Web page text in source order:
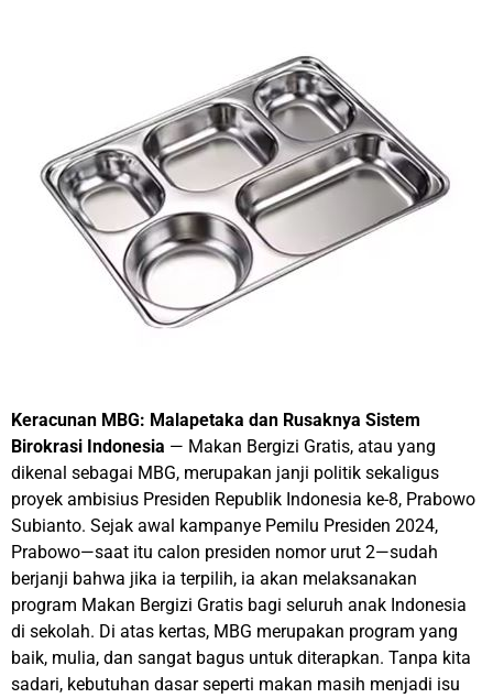
Keracunan MBG: Malapetaka dan Rusaknya Sistem
Birokrasi Indonesia — Makan Bergizi Gratis, atau yang
dikenal sebagai MBG, merupakan janji politik sekaligus
proyek ambisius Presiden Republik Indonesia ke-8, Prabowo
Subianto. Sejak awal kampanye Pemilu Presiden 2024,
Prabowo—saat itu calon presiden nomor urut 2—sudah
berjanji bahwa jika ia terpilih, ia akan melaksanakan
program Makan Bergizi Gratis bagi seluruh anak Indonesia
di sekolah. Di atas kertas, MBG merupakan program yang
baik, mulia, dan sangat bagus untuk diterapkan. Tanpa kita
sadari, kebutuhan dasar seperti makan masih menjadi isu